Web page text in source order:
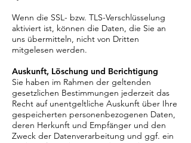
Wenn die SSL- bzw. TLS-Verschlüsselung
aktiviert ist, können die Daten, die Sie an
uns übermitteln, nicht von Dritten
mitgelesen werden.
Auskunft, Löschung und Berichtigung
Sie haben im Rahmen der geltenden
gesetzlichen Bestimmungen jederzeit das
Recht auf unentgeltliche Auskunft über Ihre
gespeicherten personenbezogenen Daten,
deren Herkunft und Empfänger und den
Zweck der Datenverarbeitung und ggf. ein